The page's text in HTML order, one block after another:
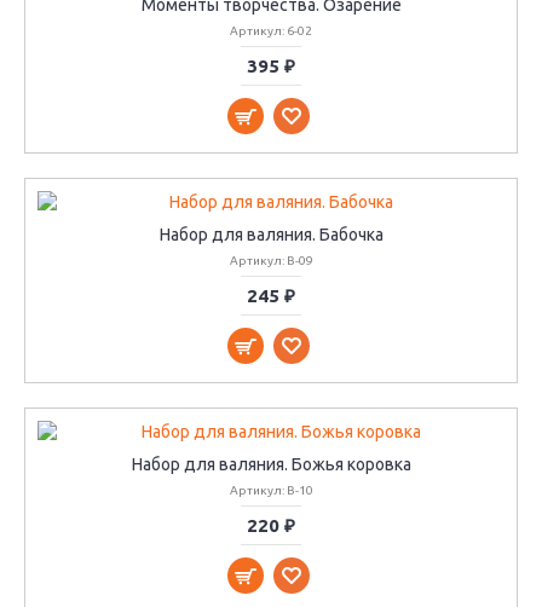
Моменты творчества. Озарение
Артикул: 6-02
395 ₽
Набор для валяния. Бабочка
Артикул: В-09
245 ₽
Набор для валяния. Божья коровка
Артикул: В-10
220 ₽